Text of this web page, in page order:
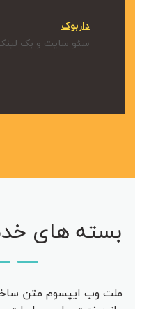
داربوک
سئو سایت و بک
بسته های
ملت وب ایپسوم متن